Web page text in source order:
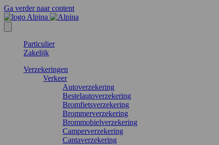
Ga verder naar content
Particulier
Zakelijk
Verzekeringen
Verkeer
Autoverzekering
Bestelautoverzekering
Bromfietsverzekering
Brommerverzekering
Brommobielverzekering
Camperverzekering
Cantaverzekering